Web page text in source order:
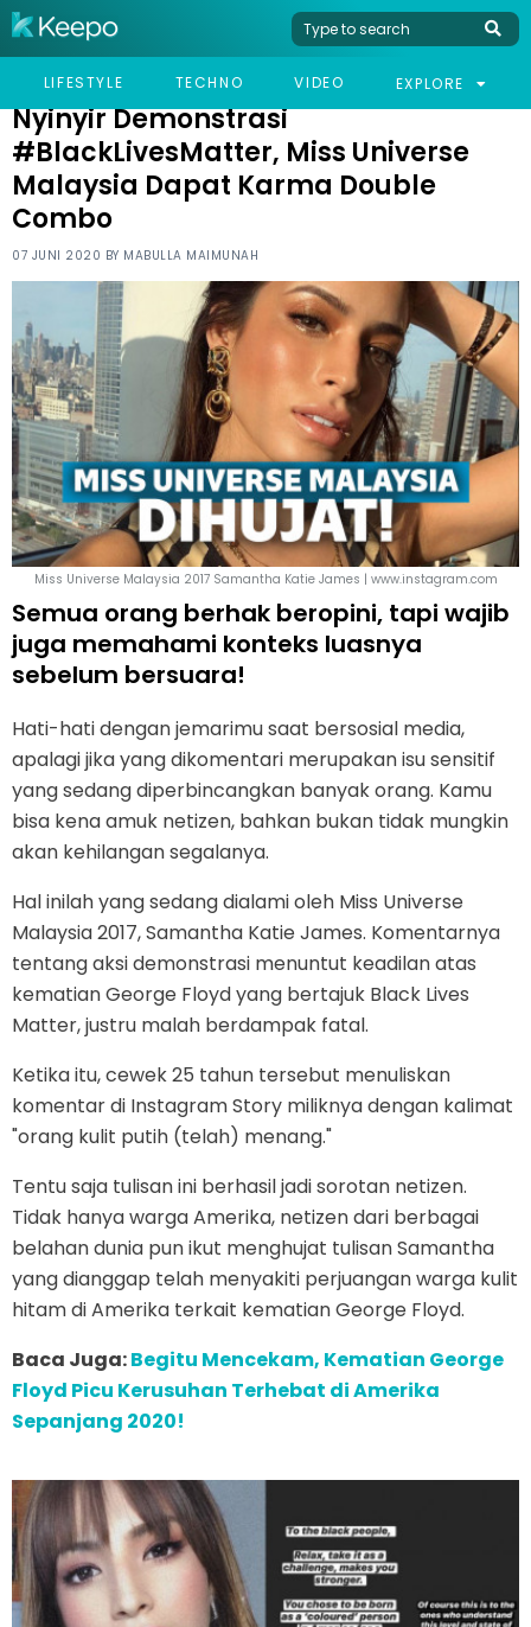
LIFESTYLE TECHNO VIDEO EXPLORE
HOME NEWS
NYINYIR DEMONSTRASI #BLACKLIVESMATTER, MISS UNIVERSE
Nyinyir Demonstrasi
#BlackLivesMatter, Miss Universe
Malaysia Dapat Karma Double
Combo
07 JUNI 2020 BY MABULLA MAIMUNAH
Miss Universe Malaysia 2017 Samantha Katie James | www.instagram.com
Semua orang berhak beropini, tapi wajib
juga memahami konteks luasnya
sebelum bersuara!
Hati-hati dengan jemarimu saat bersosial media,
apalagi jika yang dikomentari merupakan isu sensitif
yang sedang diperbincangkan banyak orang. Kamu
bisa kena amuk netizen, bahkan bukan tidak mungkin
akan kehilangan segalanya.
Hal inilah yang sedang dialami oleh Miss Universe
Malaysia 2017, Samantha Katie James. Komentarnya
tentang aksi demonstrasi menuntut keadilan atas
kematian George Floyd yang bertajuk Black Lives
Matter, justru malah berdampak fatal.
Ketika itu, cewek 25 tahun tersebut menuliskan
komentar di Instagram Story miliknya dengan kalimat
"orang kulit putih (telah) menang."
Tentu saja tulisan ini berhasil jadi sorotan netizen.
Tidak hanya warga Amerika, netizen dari berbagai
belahan dunia pun ikut menghujat tulisan Samantha
yang dianggap telah menyakiti perjuangan warga kulit
hitam di Amerika terkait kematian George Floyd.
Baca Juga:Begitu Mencekam, Kematian George
Floyd Picu Kerusuhan Terhebat di Amerika
Sepanjang 2020!